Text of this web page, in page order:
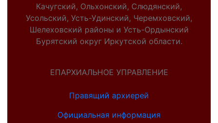
Качугский, Ольхонский, Слюдянский,
Усольский, Усть-Удинский, Черемховский,
Шелеховский районы и Усть-Ордынский
Бурятский округ Иркутской области.
ЕПАРХИАЛЬНОЕ УПРАВЛЕНИЕ
Правящий архиерей
Официальная информация